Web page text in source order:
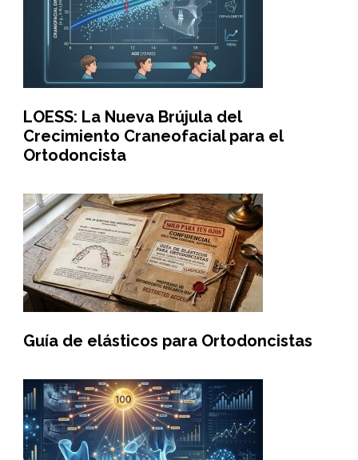
LOESS: La Nueva Brújula del
Crecimiento Craneofacial para el
Ortodoncista
Guía de elásticos para Ortodoncistas